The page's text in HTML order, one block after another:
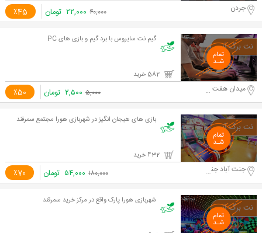
٪45 جردن ۴۰,۰۰۰ ۲۲,۰۰۰ تومان
گیم نت سایروس با برد گیم و بازی های PC
٪50 میدان هفت حوض ۵,۰۰۰ ۲,۵۰۰ تومان
بازی های هیجان انگیز در شهربازی هورا مجتمع سمرقند
٪70 جنت آباد جنوبی - مجتمع سمرقند ۱۸۰,۰۰۰ ۵۴,۰۰۰ تومان
شهربازی هورا پارک واقع در مرکز خرید سمرقند